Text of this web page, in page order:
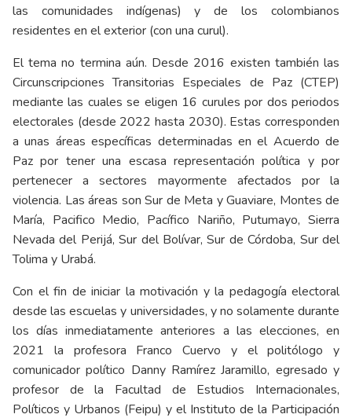
las comunidades indígenas) y de los colombianos
residentes en el exterior (con una curul).
El tema no termina aún. Desde 2016 existen también las
Circunscripciones Transitorias Especiales de Paz (CTEP)
mediante las cuales se eligen 16 curules por dos periodos
electorales (desde 2022 hasta 2030). Estas corresponden
a unas áreas específicas determinadas en el Acuerdo de
Paz por tener una escasa representación política y por
pertenecer a sectores mayormente afectados por la
violencia. Las áreas son Sur de Meta y Guaviare, Montes de
María, Pacifico Medio, Pacífico Nariño, Putumayo, Sierra
Nevada del Perijá, Sur del Bolívar, Sur de Córdoba, Sur del
Tolima y Urabá.
Con el fin de iniciar la motivación y la pedagogía electoral
desde las escuelas y universidades, y no solamente durante
los días inmediatamente anteriores a las elecciones, en
2021 la profesora Franco Cuervo y el politólogo y
comunicador político Danny Ramírez Jaramillo, egresado y
profesor de la Facultad de Estudios Internacionales,
Políticos y Urbanos (Feipu) y el Instituto de la Participación